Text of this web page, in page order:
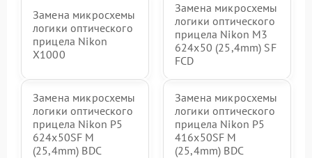
Замена микросхемы
логики оптического
прицела Nikon
X1000
Замена микросхемы
логики оптического
прицела Nikon M3
624x50 (25,4mm) SF
FCD
Замена микросхемы
логики оптического
прицела Nikon P5
624x50SF M
(25,4mm) BDC
Замена микросхемы
логики оптического
прицела Nikon P5
416x50SF M
(25,4mm) BDC